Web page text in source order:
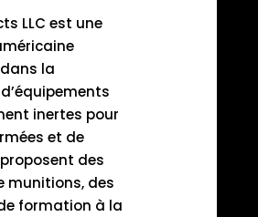
LLC est une
la
inertes pour
et de
des
munitions, des
formation à la